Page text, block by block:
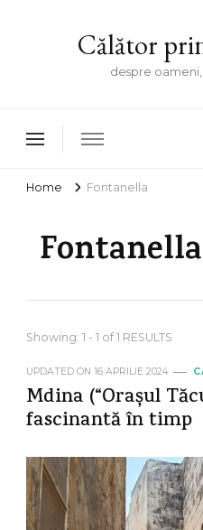
Călător
despre oameni,
Home Fontanella
Fontanella
Showing: 1 - 1 of 1 RESULTS
UPDATED ON 16 APRILIE 2024
Mdina (“Orașul
fascinantă în timp